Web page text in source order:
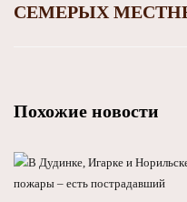
СЕМЕРЫХ
Похожие новости